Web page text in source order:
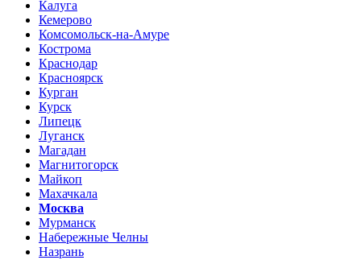
Калуга
Кемерово
Комсомольск-на-Амуре
Кострома
Краснодар
Красноярск
Курган
Курск
Липецк
Луганск
Магадан
Магнитогорск
Майкоп
Махачкала
Москва
Мурманск
Набережные Челны
Назрань